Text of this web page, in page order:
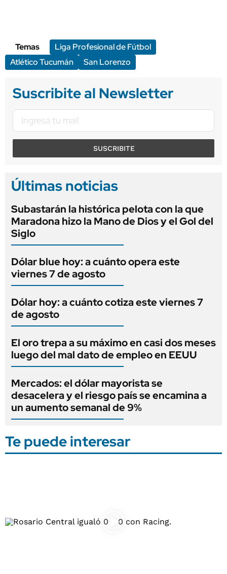
Temas
Liga Profesional de Fútbol
Atlético Tucumán
San Lorenzo
Suscribite al Newsletter
SUSCRIBITE
Últimas noticias
Subastarán la histórica pelota con la que
Maradona hizo la Mano de Dios y el Gol del
Siglo
Dólar blue hoy: a cuánto opera este
viernes 7 de agosto
Dólar hoy: a cuánto cotiza este viernes 7
de agosto
El oro trepa a su máximo en casi dos meses
luego del mal dato de empleo en EEUU
Mercados: el dólar mayorista se
desacelera y el riesgo país se encamina a
un aumento semanal de 9%
Te puede interesar